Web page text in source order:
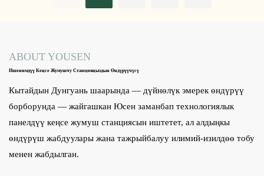
ABOUT YOUSEN
Ишенимдүү Кеңсе Жумушчу Станцияңыздын Өндүрүүчүсү
Кытайдын Дунгуань шаарында — дүйнөлүк эмерек өндүрүү
борборунда — жайгашкан Юсен заманбап технологиялык
панелдүү кеңсе жумуш станциясын иштетет, ал алдыңкы
өндүрүш жабдуулары жана тажрыйбалуу илимий-изилдөө тобу
менен жабдылган.